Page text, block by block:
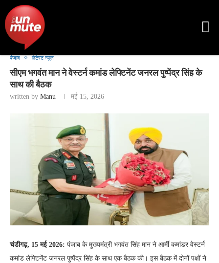
पंजाब लेटेस्ट न्यूज़
सीएम भगवंत मान ने वेस्टर्न कमांड लेफ्टिनेंट जनरल पुष्पेंद्र सिंह के
साथ की बैठक
written by Manu मई 15, 2026
चंडीगढ़, 15 मई 2026: पंजाब के मुख्यमंत्री भगवंत सिंह मान ने आर्मी कमांडर वेस्टर्न
कमांड लेफ्टिनेंट जनरल पुष्पेंद्र सिंह के साथ एक बैठक की। इस बैठक में दोनों पक्षों ने